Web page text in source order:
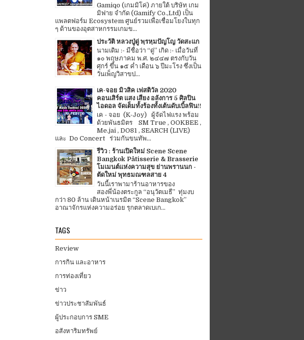
Gamiqo (เกมมิโค่) ภายใต้ บริษัท เกม
มิฟาย จำกัด (Gamify Co.,Ltd) เป็น
แพลตฟอร์ม Ecosystem ศูนย์รวมเพื่อเชื่อมโยงในทุก
ๆ ด้านของอุตสาหกรรมเกมข...
ประวัติ หลวงปู่ดู่ พฺรหฺมปัญโญ วัดสะแก
นามเดิม :- มีชื่อว่า “ดู่” เกิด :- เมื่อวันที่
๑๐ พฤษภาคม พ.ศ. ๒๔๔๗ ตรงกับวัน
ศุกร์ ขึ้น ๑๕ ค่ำ เดือน ๖ ปีมะโรง ซึ่งเป็น
วันเพ็ญวิสาขป...
เค-จอย มิวสิค เฟสติวัล 2020
คอนเสิร์ต แสง เสียง อลังการ 5 ศิลปิน
ไอดอล จัดเต็มทั้งร้องทั้งเต้นดับเบิ้ลฟิน!!
เค - จอย (K-Joy) ผู้จัดไฟแรง พร้อม
ด้วยพันธมิตร SM True , OOKBEE ,
Me.jai , DO81 , SEARCH (LIVE)
และ Do Concert ร่วมกันขนทัพ...
รีวิว : ร้านเปิดใหม่ Scene Scene
Bangkok Pâtisserie & Brasserie
โมเมนต์แห่งความสุข ย่านพรานนก -
ตัดใหม่ พุทธมณฑลสาย 4
วันนี้เราพามาร้านอาหารของ
สองพี่น้องตระกูล “อนุวัตเมธี” ทุ่มงบ
กว่า 80 ล้าน เดินหน้าเนรมิต “Scene Bangkok”
อาณาจักรแห่งความอร่อย รุกตลาดเบเก...
TAGS
Review
การกิน และอาหาร
การท่องเที่ยว
ข่าว
ข่าวประชาสัมพันธ์
ผู้ประกอบการ SME
อสังหาริมทรัพย์